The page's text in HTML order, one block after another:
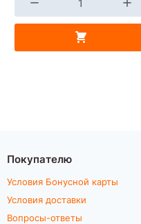
Покупателю
Условия Бонусной карты
Условия доставки
Вопросы-ответы